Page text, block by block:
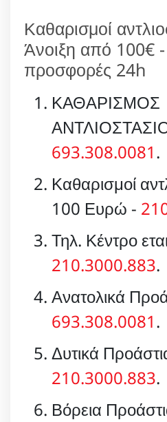
Καθαρισμοί
Άνοιξη από 100€
προσφορές 24h
ΚΑΘΑΡΙΣΜΟΣ
693.308.0081.
Καθαρισμοί
100 Ευρώ -
Τηλ. Κέντρο
210.3000.883.
Ανατολικά
693.308.0081.
Δυτικά
210.3000.883.
Βόρεια